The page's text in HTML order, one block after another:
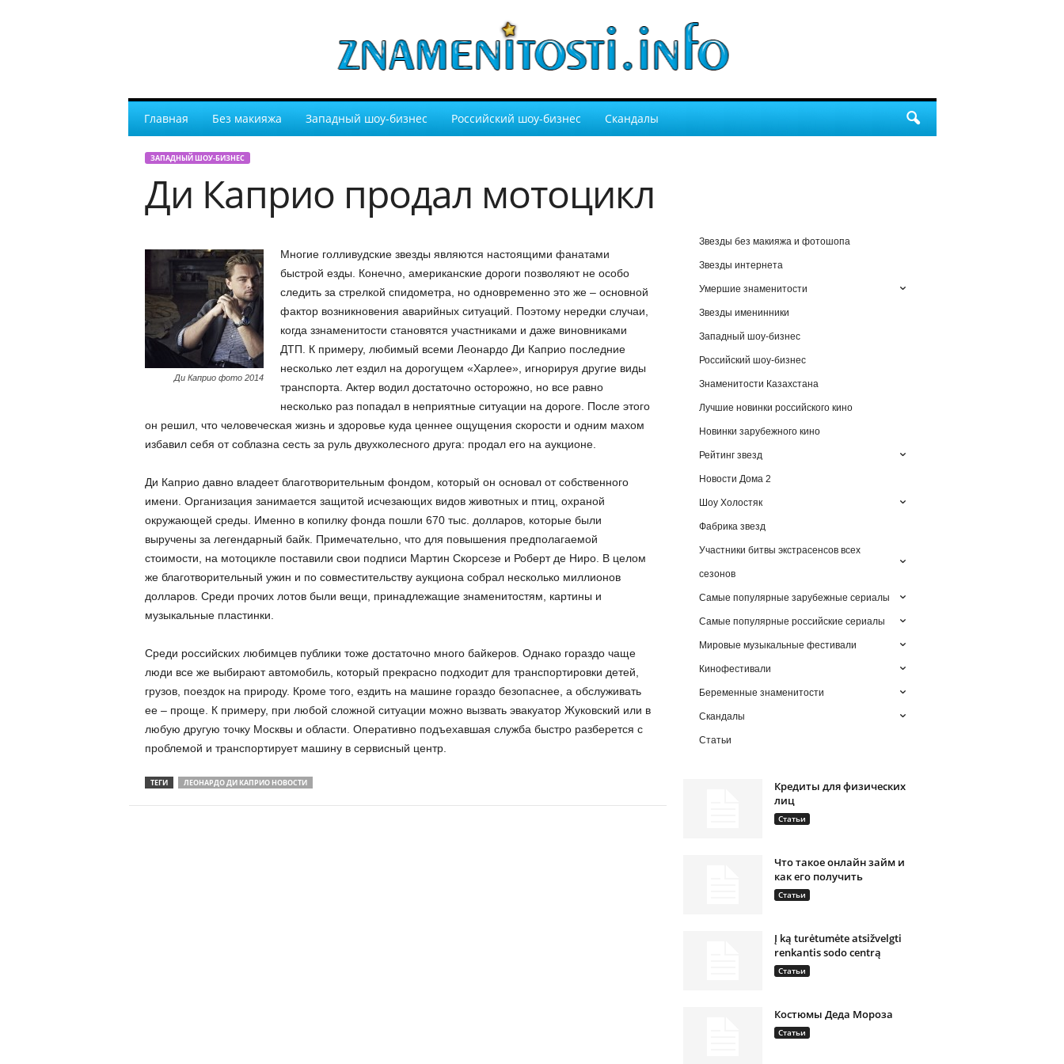
Главная Без макияжа Западный шоу-бизнес Российский шоу-бизнес Скандалы
ЗАПАДНЫЙ ШОУ-БИЗНЕС
Ди Каприо продал мотоцикл
Ди Каприо фото 2014
Многие голливудские звезды являются настоящими фанатами
быстрой езды. Конечно, американские дороги позволяют не особо
следить за стрелкой спидометра, но одновременно это же – основной
фактор возникновения аварийных ситуаций. Поэтому нередки случаи,
когда ззнаменитости становятся участниками и даже виновниками
ДТП. К примеру, любимый всеми Леонардо Ди Каприо последние
несколько лет ездил на дорогущем «Харлее», игнорируя другие виды
транспорта. Актер водил достаточно осторожно, но все равно
несколько раз попадал в неприятные ситуации на дороге. После этого
он решил, что человеческая жизнь и здоровье куда ценнее ощущения скорости и одним махом
избавил себя от соблазна сесть за руль двухколесного друга: продал его на аукционе.
Ди Каприо давно владеет благотворительным фондом, который он основал от собственного
имени. Организация занимается защитой исчезающих видов животных и птиц, охраной
окружающей среды. Именно в копилку фонда пошли 670 тыс. долларов, которые были
выручены за легендарный байк. Примечательно, что для повышения предполагаемой
стоимости, на мотоцикле поставили свои подписи Мартин Скорсезе и Роберт де Ниро. В целом
же благотворительный ужин и по совместительству аукциона собрал несколько миллионов
долларов. Среди прочих лотов были вещи, принадлежащие знаменитостям, картины и
музыкальные пластинки.
Среди российских любимцев публики тоже достаточно много байкеров. Однако гораздо чаще
люди все же выбирают автомобиль, который прекрасно подходит для транспортировки детей,
грузов, поездок на природу. Кроме того, ездить на машине гораздо безопаснее, а обслуживать
ее – проще. К примеру, при любой сложной ситуации можно вызвать эвакуатор Жуковский или в
любую другую точку Москвы и области. Оперативно подъехавшая служба быстро разберется с
проблемой и транспортирует машину в сервисный центр.
ТЕГИ ЛЕОНАРДО ДИ КАПРИО НОВОСТИ
Звезды без макияжа и фотошопа
Звезды интернета
Умершие знаменитости
Звезды именинники
Западный шоу-бизнес
Российский шоу-бизнес
Знаменитости Казахстана
Лучшие новинки российского кино
Новинки зарубежного кино
Рейтинг звезд
Новости Дома 2
Шоу Холостяк
Фабрика звезд
Участники битвы экстрасенсов всех
сезонов
Самые популярные зарубежные сериалы
Самые популярные российские сериалы
Мировые музыкальные фестивали
Кинофестивали
Беременные знаменитости
Скандалы
Статьи
Кредиты для физических
лиц
Статьи
Что такое онлайн займ и
как его получить
Статьи
Į ką turėtumėte atsižvelgti
renkantis sodo centrą
Статьи
Костюмы Деда Мороза
Статьи